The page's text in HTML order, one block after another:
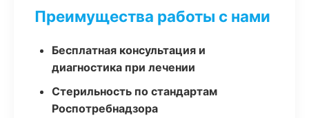
Преимущества работы с нами
Бесплатная консультация и
диагностика при лечении
Стерильность по стандартам
Роспотребнадзора